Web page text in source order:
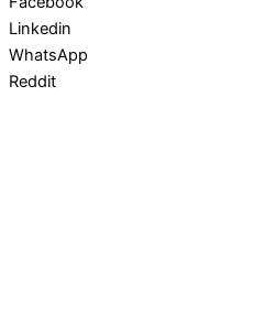
Linkedin
WhatsApp
Reddit